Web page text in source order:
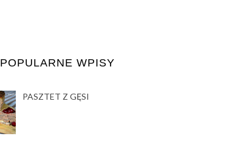
POPULARNE WPISY
PASZTET Z GĘSI